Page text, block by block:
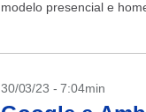
modelo presencial e
30/03/23 - 7:04min